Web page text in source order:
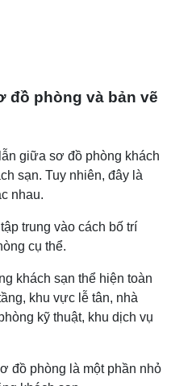
đồ phòng và bản vẽ
giữa sơ đồ phòng khách
sạn. Tuy nhiên, đây là
nhau.
trung vào cách bố trí
cụ thể.
khách sạn thể hiện toàn
khu vực lễ tân, nhà
kỹ thuật, khu dịch vụ
đồ phòng là một phần nhỏ